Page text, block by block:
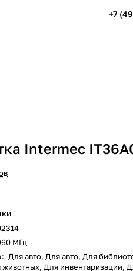
+7
Intermec
МГц
: Для авто, Для авто, Для
Для инвентаризации,